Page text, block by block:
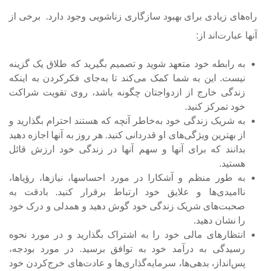
راه‌های زیادی برای بهبود سازگاری زناشویی وجود دارد. برخی از
آنها عبارت‌اند از:
به رابطه خود متعهد شوید و تصمیم بگیرید که طلاق یک گزینه
نیست. این به شما کمک می‌کند تا به‌جای فکرکردن به اینکه
زندگی خارج از ازدواجتان چگونه باشد، روی تقویت شراکت
خود تمرکز کنید.
به شریک زندگی خود به‌خاطر آنچه که هستند احترام بگذارید و
از بهترین ویژگی‌های او قدردانی کنید. هر روز به آنها اجازه دهید
بدانند که برای آنها و سهم آنها در زندگی خود ارزش قائل
هستید.
به طور منظم و آشکارا در مورد احساس­ها، نیازها، رؤیاها،
ناامیدی‌ها و علایق خود ارتباط برقرار کنید. بادقت به
صحبت‌های شریک زندگی خود گوش دهید و همدلی و درک خود
را نشان دهید.
انتظارهای مالی خود را به اشتراک بگذارید و در مورد نحوه
رسیدگی به درآمد خود به توافق برسید. در مورد بودجه،
پس‌انداز، بدهی‌ها، سرمایه‌گذاری‌ها و عادت‌های خرج‌کردن خود